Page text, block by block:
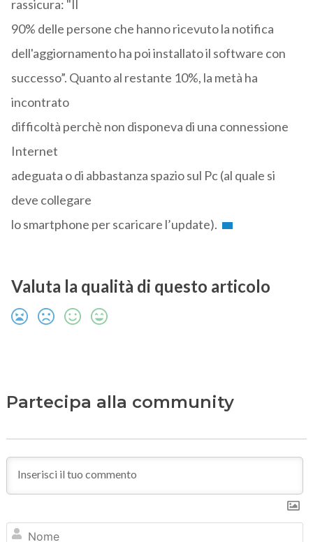
rassicura: "Il
90% delle persone che hanno ricevuto la notifica
dell'aggiornamento ha poi installato il software con
successo”. Quanto al restante 10%, la metà ha
incontrato
difficoltà perchè non disponeva di una connessione
Internet
adeguata o di abbastanza spazio sul Pc (al quale si
deve collegare
lo smartphone per scaricare l’update).
Valuta la qualità di questo articolo
Partecipa alla community